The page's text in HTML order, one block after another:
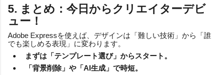
5. まとめ：今日からクリエイターデビ
ュー！
Adobe Expressを使えば、デザインは「難しい技術」から「誰
でも楽しめる表現」に変わります。
まずは「テンプレート選び」からスタート。
「背景削除」や「AI生成」で時短。